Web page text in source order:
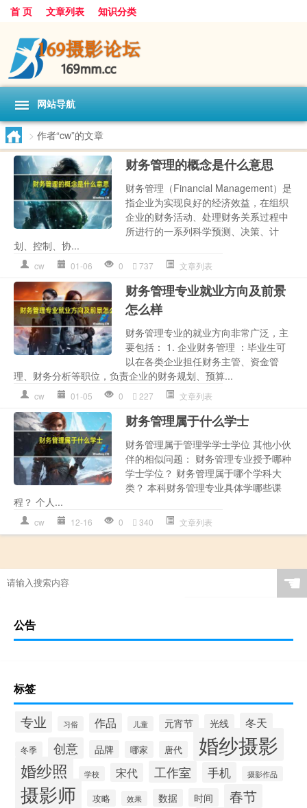
首 页 文章列表 知识分类
网站导航
> 作者“cw”的文章
财务管理的概念是什么意思
财务管理（Financial Management）是
指企业为实现良好的经济效益，在组织
企业的财务活动、处理财务关系过程中
所进行的一系列科学预测、决策、计
划、控制、协...
cw 01-06 0 737 文章列表
财务管理专业就业方向及前景
怎么样
财务管理专业的就业方向非常广泛，主
要包括： 1. 企业财务管理 ：毕业生可
以在各类企业担任财务主管、资金管
理、财务分析等职位，负责企业的财务规划、预算...
cw 01-05 0 227 文章列表
财务管理属于什么学士
财务管理属于管理学学士学位 其他小伙
伴的相似问题： 财务管理专业授予哪种
学士学位？ 财务管理属于哪个学科大
类？ 本科财务管理专业具体学哪些课
程？ 个人...
cw 12-16 0 340 文章列表
☚
公告
标签
专业 习俗 作品 儿童 元宵节 光线 冬天
冬季 创意 品牌 哪家 唐代 婚纱摄影
婚纱照 学校 宋代 工作室 手机 摄影作品
摄影师 攻略 效果 数据 时间 春节